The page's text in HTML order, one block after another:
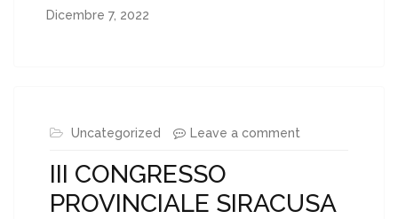
Dicembre 7, 2022
Uncategorized Leave a comment
III CONGRESSO
PROVINCIALE SIRACUSA